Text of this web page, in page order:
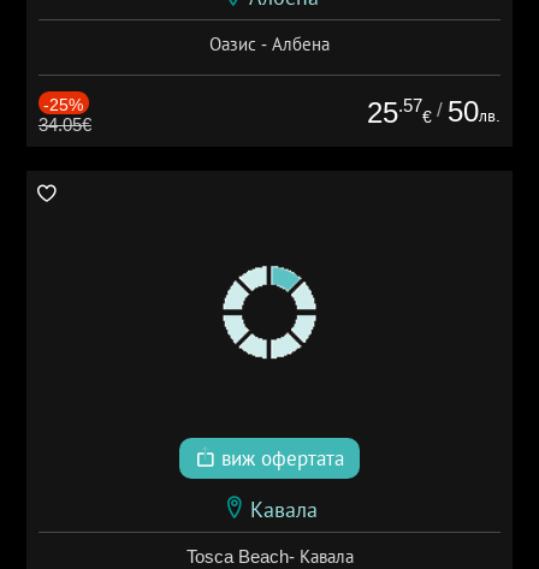
Оазис - Албена
-25%
34.05€ 25.57
€ / 50лв.
виж офертата
Кавала
Tosca Beach- Кавала